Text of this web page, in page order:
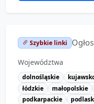
Szybkie linki
Województwa
dolnośląskie
łódzkie
małopolskie
podkarpackie